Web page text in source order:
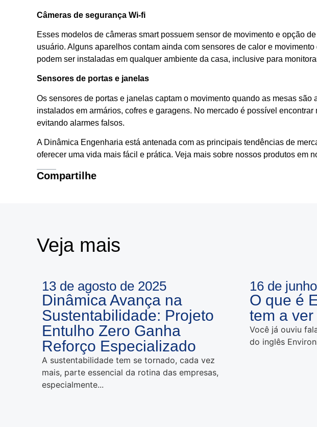
Câmeras de segurança Wi-fi
Esses modelos de câmeras smart possuem sensor de movimento e opção
usuário. Alguns aparelhos contam ainda com sensores de calor e
podem ser instaladas em qualquer ambiente da casa, inclusive para
Sensores de portas e janelas
Os sensores de portas e janelas captam o movimento quando as mesas
instalados em armários, cofres e garagens. No mercado é possível
evitando alarmes falsos.
A Dinâmica Engenharia está antenada com as principais tendências de
oferecer uma vida mais fácil e prática. Veja mais sobre nossos produtos em
Compartilhe
Veja mais
13 de agosto de 2025
Dinâmica Avança na
Sustentabilidade: Projeto
Entulho Zero Ganha
Reforço Especializado
A sustentabilidade tem se tornado, cada vez
mais, parte essencial da rotina das empresas,
especialmente...
16 de
O que é
tem a
Você já ouviu
do inglês